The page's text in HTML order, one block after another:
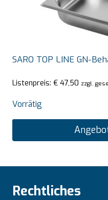
SARO TOP LINE GN-
Listenpreis: € 47,50 zzgl.
Vorrätig
Rechtliches